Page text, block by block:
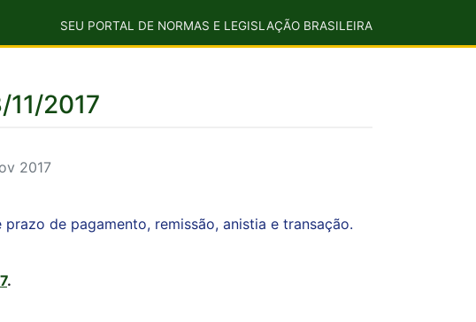
SEU PORTAL DE NORMAS E LEGISLAÇÃO BRASILEIRA
11/2017
2017
de pagamento, remissão, anistia e transação.
.